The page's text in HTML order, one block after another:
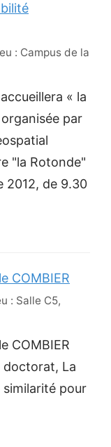
: Campus de la
« la
par
"la Rotonde"
2012, de 9.30
COMBIER
: Salle C5,
COMBIER
doctorat, La
pour